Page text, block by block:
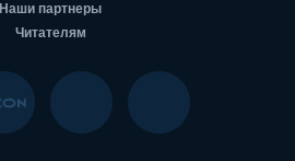
Наши партнеры
Читателям